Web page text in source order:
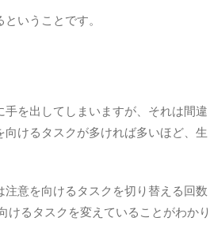
いうことです。
を出してしまいますが、それは間違
けるタスクが多ければ多いほど、生
意を向けるタスクを切り替える回数
けるタスクを変えていることがわかり